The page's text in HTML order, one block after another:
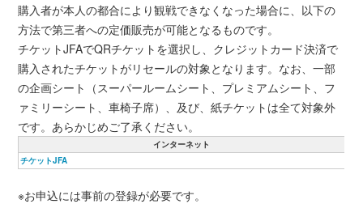
購入者が本人の都合により観戦できなくなった場合に、以下の
方法で第三者への定価販売が可能となるものです。
チケットJFAでQRチケットを選択し、クレジットカード決済で
購入されたチケットがリセールの対象となります。なお、一部
の企画シート（スーパールームシート、プレミアムシート、フ
ァミリーシート、車椅子席）、及び、紙チケットは全て対象外
です。あらかじめご了承ください。
インターネット
チケットJFA
※お申込には事前の登録が必要です。